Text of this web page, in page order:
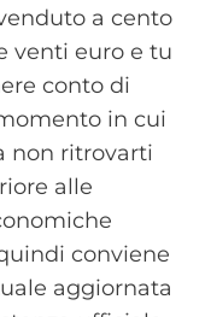
a cento
venti euro e tu
conto di
in cui
non ritrovarti
alle
conviene
aggiornata